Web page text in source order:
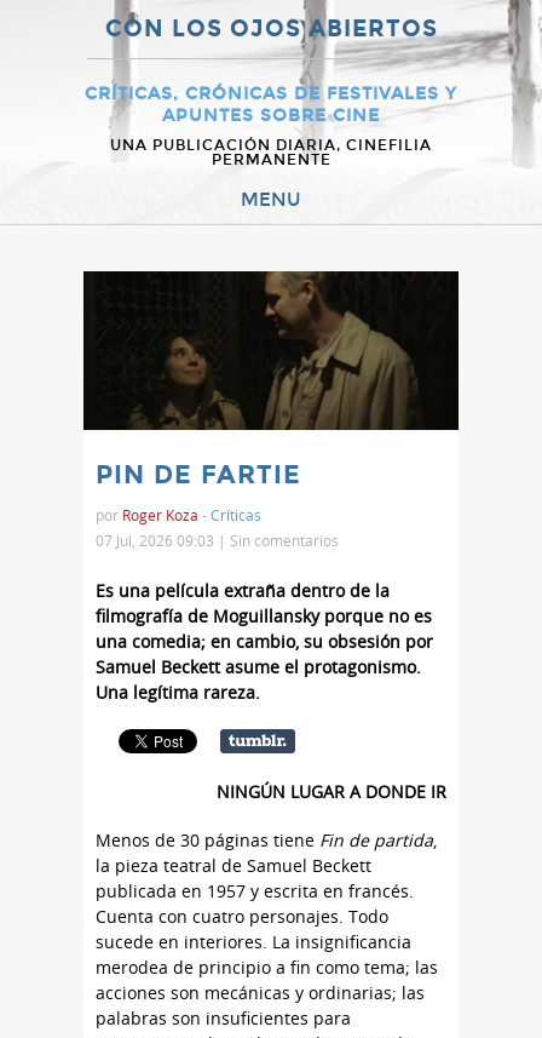
CON LOS OJOS ABIERTOS
CRÍTICAS, CRÓNICAS DE FESTIVALES Y
APUNTES SOBRE CINE
UNA PUBLICACIÓN DIARIA, CINEFILIA
PERMANENTE
MENU
PIN DE FARTIE
por Roger Koza -Críticas
07 Jul, 2026 09:03 | Sin comentarios
Es una película extraña dentro de la
filmografía de Moguillansky porque no es
una comedia; en cambio, su obsesión por
Samuel Beckett asume el protagonismo.
Una legítima rareza.
NINGÚN LUGAR A DONDE IR
Menos de 30 páginas tiene Fin de partida
la pieza teatral de Samuel Beckett
publicada en 1957 y escrita en francés.
Cuenta con cuatro personajes. Todo
sucede en interiores. La insignificancia
merodea de principio a fin como tema; las
acciones son mecánicas y ordinarias; las
palabras son insuficientes para